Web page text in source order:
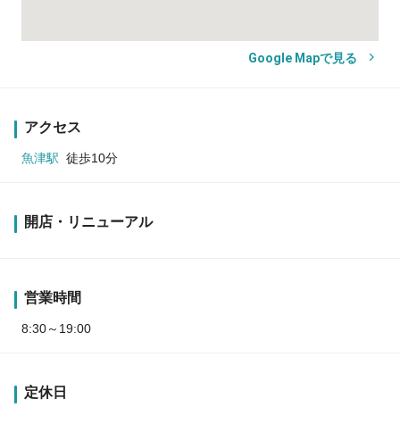
Google Mapで見る
アクセス
魚津駅 徒歩10分
開店・リニューアル
営業時間
8:30～19:00
定休日